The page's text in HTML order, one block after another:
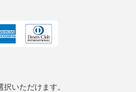
いただけます。